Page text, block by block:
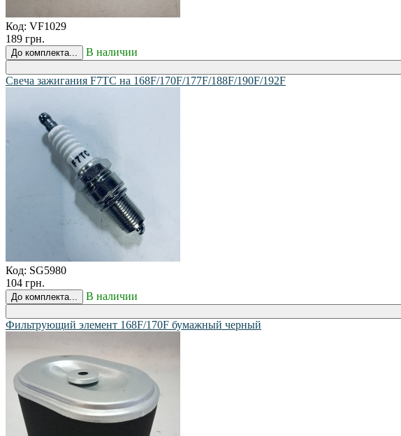
Код: VF1029
189 грн.
До комплекта... В наличии
Свеча зажигания F7TC на 168F/170F/177F/188F/190F/192F
Код: SG5980
104 грн.
До комплекта... В наличии
Фильтрующий элемент 168F/170F бумажный черный